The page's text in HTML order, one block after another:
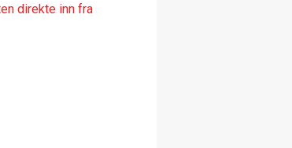
direkte inn fra